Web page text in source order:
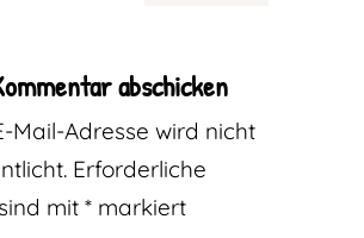
abschicken
Mail-Adresse wird nicht
Erforderliche
mit *markiert